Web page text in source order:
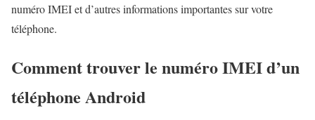
numéro IMEI et d’autres informations importantes sur votre
téléphone.
Comment trouver le numéro IMEI d’un
téléphone Android